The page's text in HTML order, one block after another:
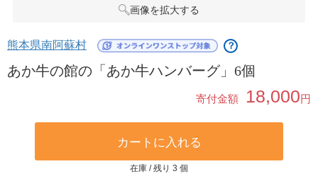
画像を拡大する
熊本県南阿蘇村 ？
あか牛の館の「あか牛ハンバーグ」6個
寄付金額 18,000円
カートに入れる
在庫 / 残り 3 個